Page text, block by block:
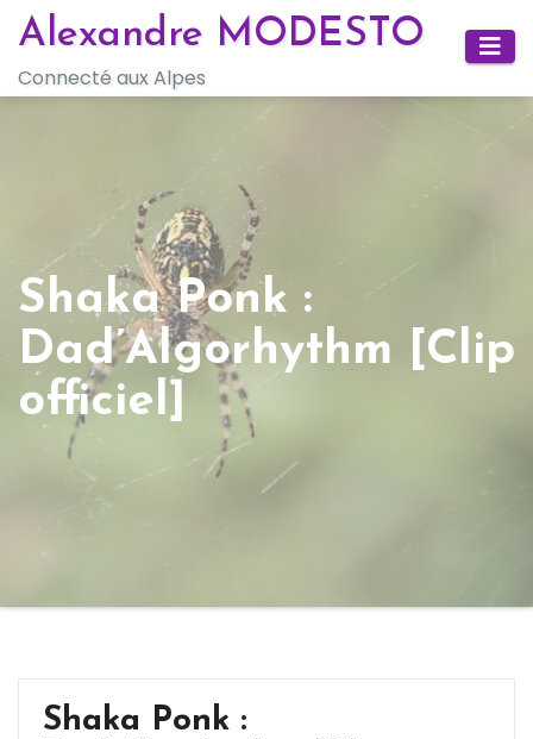
Skip
content
Alexandre MODESTO
Connecté aux Alpes
Shaka Ponk :
Dad’Algorhythm [Clip
officiel]
Shaka Ponk :